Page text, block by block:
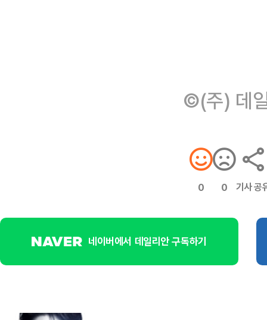
©(주) 데
0 0 기사 공
네이버에서 데일리안 구독하기